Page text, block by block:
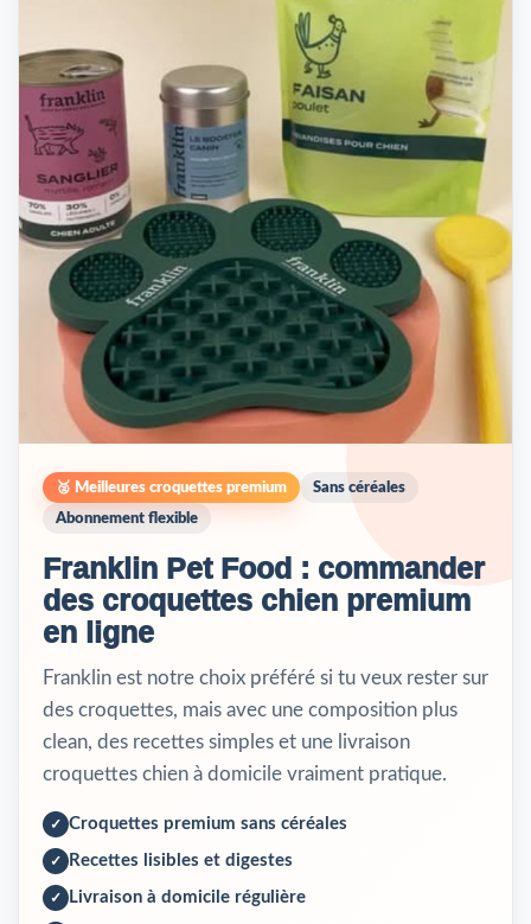
🥈 Meilleures croquettes premium Sans céréales
Abonnement flexible
Franklin Pet Food : commander
des croquettes chien premium
en ligne
Franklin est notre choix préféré si tu veux rester sur
des croquettes, mais avec une composition plus
clean, des recettes simples et une livraison
croquettes chien à domicile vraiment pratique.
Croquettes premium sans céréales
Recettes lisibles et digestes
Livraison à domicile régulière